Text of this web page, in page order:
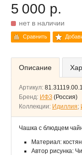
5 000 р.
нет в наличии
Сравнить
Описание
Артикул: 81.31119.00.1
Бренд: ИФЗ (Россия)
Коллекции: Идиллия;
Чашка с блюдцем
Материал:
Автор рисунка: